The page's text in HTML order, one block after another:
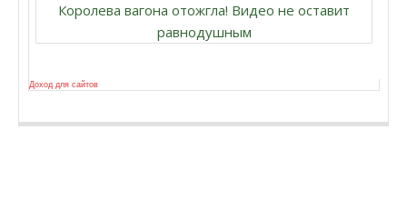
Королева вагона отожгла! Видео не оставит
равнодушным
Доход для сайтов